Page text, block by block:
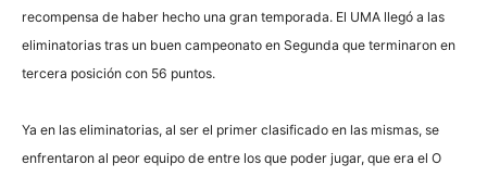
recompensa de haber hecho una gran temporada. El UMA llegó a las
eliminatorias tras un buen campeonato en Segunda que terminaron en
tercera posición con 56 puntos.
Ya en las eliminatorias, al ser el primer clasificado en las mismas, se
enfrentaron al peor equipo de entre los que poder jugar, que era el O